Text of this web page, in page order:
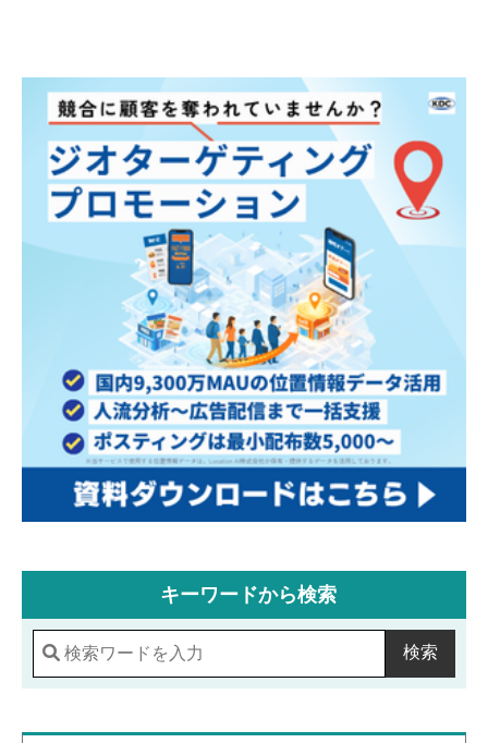
う。そのムダを根本か
ら解消する手法が（続
きを読む）
キーワードから検索
検索